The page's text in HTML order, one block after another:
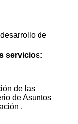
de
servicios:
de las
de Asuntos
.